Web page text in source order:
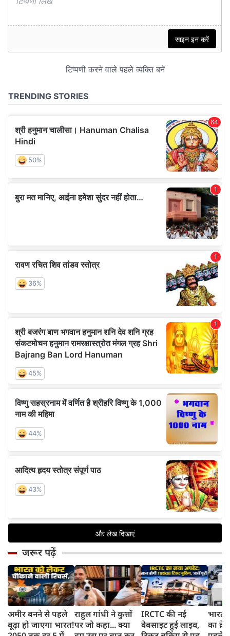
जरूर पढ़ें
अमीर बनने से पहले
बूढ़ा हो जाएगा भारत!
राहुल गांधी ने कुत्तों
पर जो कहा... क्या
IRCTC की नई
वेबसाइट हुई लाइव,
भारत
का